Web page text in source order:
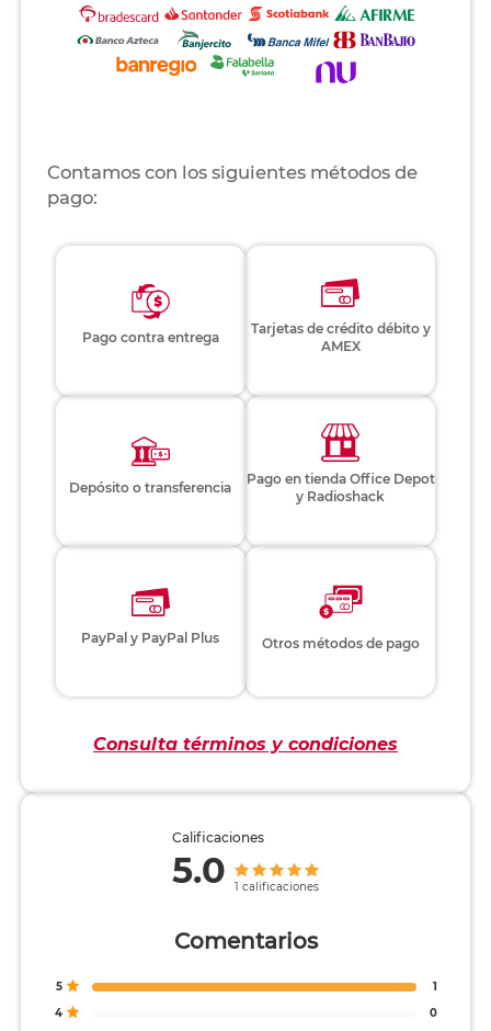
Contamos con los siguientes métodos de
pago:
Pago contra entrega
Tarjetas de crédito débito y
AMEX
Depósito o transferencia
Pago en tienda Office Depot
y Radioshack
PayPal y PayPal Plus Otros métodos de pago
Consulta términos y condiciones
Comentarios
5
1
4
0
Calificaciones
5.0 1 calificaciones